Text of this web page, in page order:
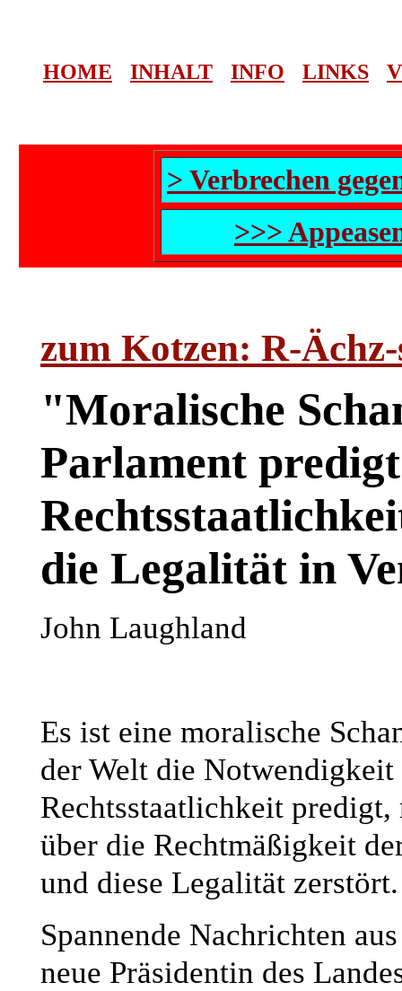
HOME INHALT INFO LINKS
> Verbrechen
>>>
zum Kotzen: R-
"Moralische
Parlament
die Legalität in
John Laughland
Es ist eine moralische
der Welt die
Rechtsstaatlichkeit
über die Rechtmäßigkeit
und diese Legalität zerstört.
Spannende Nachrichten
neue Präsidentin des